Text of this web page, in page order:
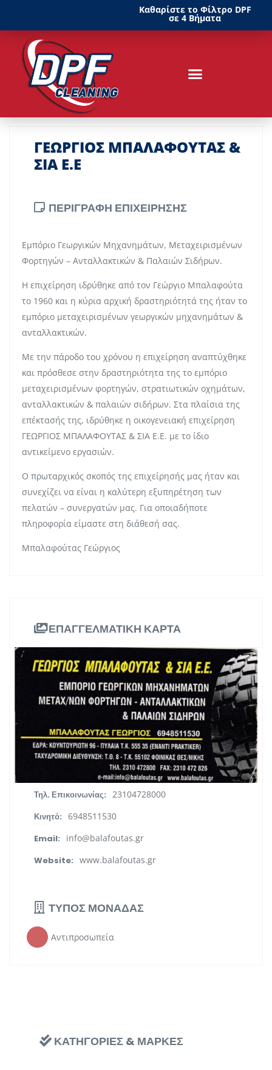
Καθαρίστε το Φίλτρο DPF
σε 4 Βήματα
ΓΕΩΡΓΙΟΣ ΜΠΑΛΑΦΟΥΤΑΣ &
ΣΙΑ Ε.Ε
ΠΕΡΙΓΡΑΦΗ ΕΠΙΧΕΙΡΗΣΗΣ
Εμπόριο Γεωργικών Μηχανημάτων, Μεταχειρισμένων
Φορτηγών – Ανταλλακτικών & Παλαιών Σιδήρων.
Η επιχείρηση ιδρύθηκε από τον Γεώργιο Μπαλαφούτα
το 1960 και η κύρια αρχική δραστηριότητά της ήταν το
εμπόριο μεταχειρισμένων γεωργικών μηχανημάτων &
ανταλλακτικών.
Με την πάροδο του χρόνου η επιχείρηση αναπτύχθηκε
και πρόσθεσε στην δραστηριότητα της το εμπόριο
μεταχειρισμένων φορτηγών, στρατιωτικών οχημάτων,
ανταλλακτικών & παλαιών σιδήρων. Στα πλαίσια της
επέκτασής της, ιδρύθηκε η οικογενειακή επιχείρηση
ΓΕΩΡΓΙΟΣ ΜΠΑΛΑΦΟΥΤΑΣ & ΣΙΑ Ε.Ε. με το ίδιο
αντικείμενο εργασιών.
Ο πρωταρχικός σκοπός της επιχείρησής μας ήταν και
συνεχίζει να είναι η καλύτερη εξυπηρέτηση των
πελατών – συνεργατών μας. Για οποιαδήποτε
πληροφορία είμαστε στη διάθεσή σας.
Μπαλαφούτας Γεώργιος
ΕΠΑΓΓΕΛΜΑΤΙΚΗ ΚΑΡΤΑ
ΠΛΗΡΟΦΟΡΙΕΣ
Διεύθυνση: Κουντουριώτη 96, ΤΚ 55535, Πυλαία-
Καλαμαριά, Θεσσαλονίκη
Κεντρική Μακεδονία
Τηλ. Επικοινωνίας: 23104728000
Κινητό: 6948511530
Email:
info@balafoutas.gr
Website: www.balafoutas.gr
ΤΥΠΟΣ ΜΟΝΑΔΑΣ
Αντιπροσωπεία
ΚΑΤΗΓΟΡΙΕΣ & ΜΑΡΚΕΣ